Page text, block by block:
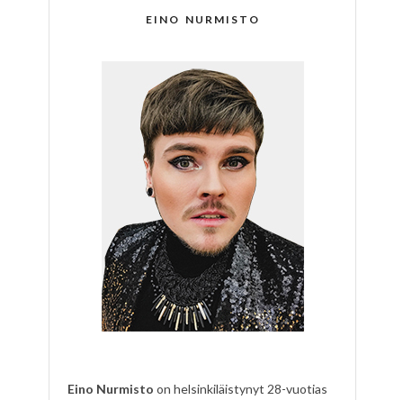
EINO NURMISTO
Eino Nurmisto on helsinkiläistynyt 28-vuotias